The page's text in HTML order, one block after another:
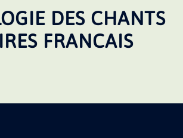
DES CHANTS
FRANCAIS